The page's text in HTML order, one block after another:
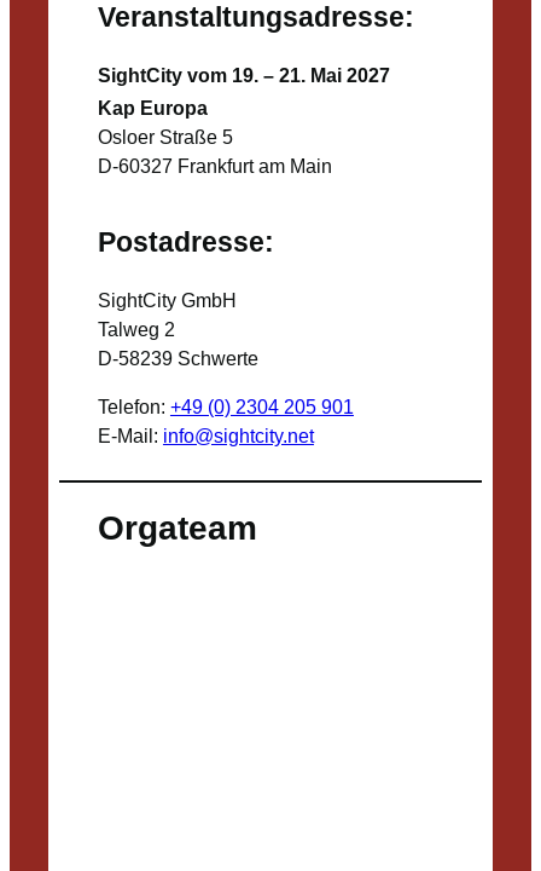
Veranstaltungsadresse:
SightCity vom 19. – 21. Mai 2027
Kap Europa
Osloer Straße 5
D-60327 Frankfurt am Main
Postadresse:
SightCity GmbH
Talweg 2
D-58239 Schwerte
Telefon: +49 (0) 2304 205 901
E-Mail: info@sightcity.net
Orgateam